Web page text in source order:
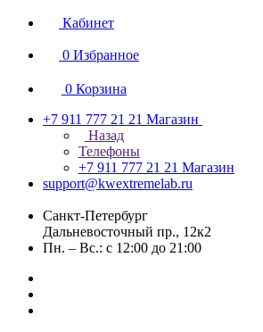
Кабинет
0 Избранное
0 Корзина
+7 911 777 21 21 Магазин
Назад
Телефоны
+7 911 777 21 21 Магазин
support@kwextremelab.ru
Санкт-Петербург
Дальневосточный пр., 12к2
Пн. – Вс.: с 12:00 до 21:00